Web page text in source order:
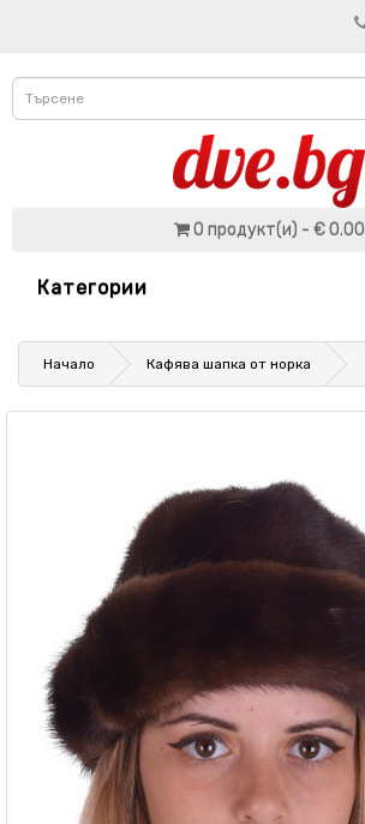
0 продукт(и) - € 0.00
Категории
Начало Кафява шапка от норка